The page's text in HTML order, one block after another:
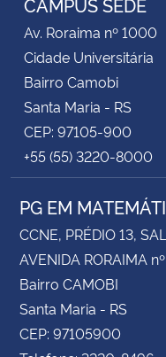
Advocacia-Geral da União
Planalto
Av. Roraima nº 1000
Cidade Universitária
Bairro Camobi
Santa Maria - RS
CEP: 97105-900
+55 (55) 3220-8000
PG EM
CCNE, PRÉDIO 13,
AVENIDA RORAIMA
Bairro CAMOBI
Santa Maria - RS
CEP: 97105900